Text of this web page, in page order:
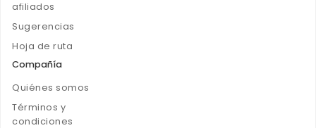
afiliados
Sugerencias
Hoja de ruta
Compañía
Quiénes somos
Términos y
condiciones